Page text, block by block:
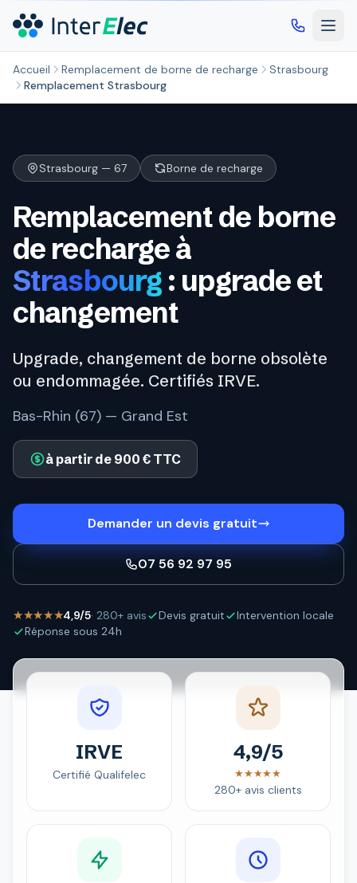
Accueil Remplacement de borne de recharge
Strasbourg
Remplacement Strasbourg
Strasbourg — 67 Borne de recharge
Remplacement de borne
de recharge à
Strasbourg : upgrade et
changement
Upgrade, changement de borne obsolète
ou endommagée. Certifiés IRVE.
Bas-Rhin (67) — Grand Est
à partir de 900 € TTC
Demander un devis gratuit
07 56 92 97 95
★★★★★4,9/5· 280+ avis Devis gratuit
Intervention locale
Réponse sous 24h
IRVE
Certifié Qualifelec
4,9/5
★★★★★
280+ avis clients